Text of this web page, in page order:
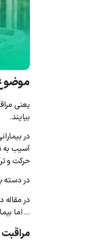
موضوع
یعنی
بیایند.
آسیب به
حرکت و
در دسته‌
در
… اما
مراقبت